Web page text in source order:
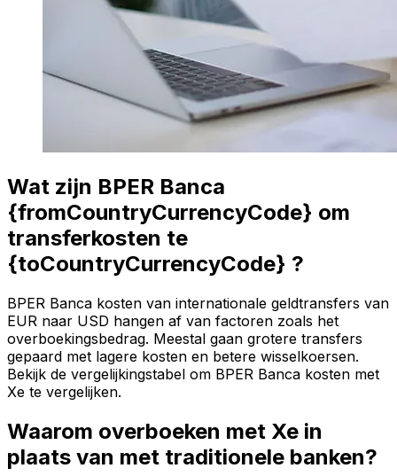
Wat zijn BPER Banca
{fromCountryCurrencyCode} om
transferkosten te
{toCountryCurrencyCode} ?
BPER Banca kosten van internationale geldtransfers van
EUR naar USD hangen af van factoren zoals het
overboekingsbedrag. Meestal gaan grotere transfers
gepaard met lagere kosten en betere wisselkoersen.
Bekijk de vergelijkingstabel om BPER Banca kosten met
Xe te vergelijken.
Waarom overboeken met Xe in
plaats van met traditionele banken?